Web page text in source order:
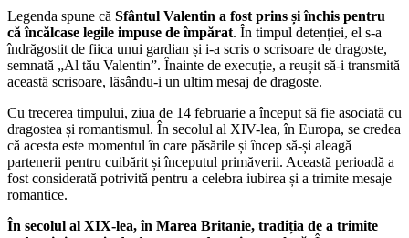
Legenda spune că Sfântul Valentin a fost prins și închis pentru
că încălcase legile impuse de împărat. În timpul detenției, el s-a
îndrăgostit de fiica unui gardian și i-a scris o scrisoare de dragoste,
semnată „Al tău Valentin”. Înainte de execuție, a reușit să-i transmită
această scrisoare, lăsându-i un ultim mesaj de dragoste.
Cu trecerea timpului, ziua de 14 februarie a început să fie asociată cu
dragostea și romantismul. În secolul al XIV-lea, în Europa, se credea
că acesta este momentul în care păsările și încep să-și aleagă
partenerii pentru cuibărit și începutul primăverii. Această perioadă a
fost considerată potrivită pentru a celebra iubirea și a trimite mesaje
romantice.
În secolul al XIX-lea, în Marea Britanie, tradiția de a trimite